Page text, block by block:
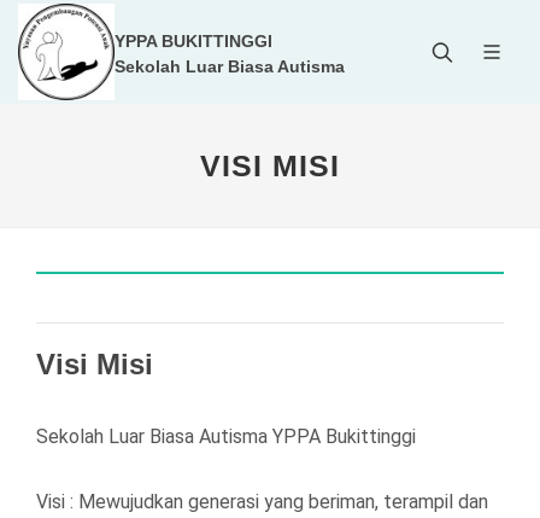
YPPA BUKITTINGGI
Sekolah Luar Biasa Autisma
VISI MISI
Visi Misi
Sekolah Luar Biasa Autisma YPPA Bukittinggi
Visi : Mewujudkan generasi yang beriman, terampil dan